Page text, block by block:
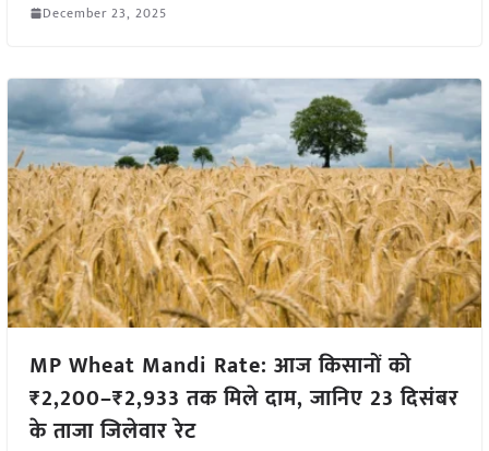
December 23, 2025
MP Wheat Mandi Rate: आज किसानों को
₹2,200–₹2,933 तक मिले दाम, जानिए 23 दिसंबर
के ताजा जिलेवार रेट